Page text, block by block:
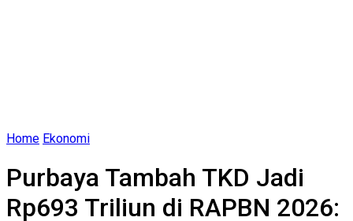
Home Ekonomi
Purbaya Tambah TKD Jadi
Rp693 Triliun di RAPBN 2026: